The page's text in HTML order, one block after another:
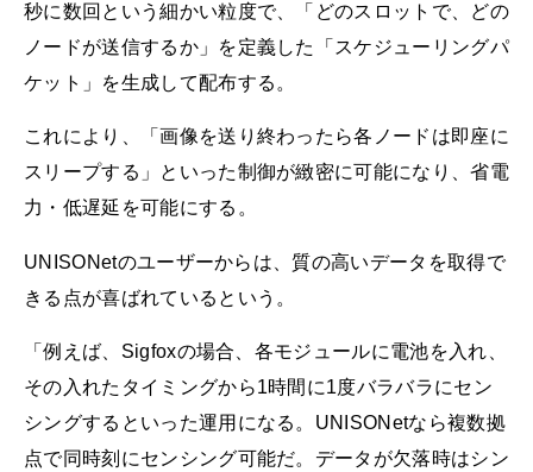
秒に数回という細かい粒度で、「どのスロットで、どの
ノードが送信するか」を定義した「スケジューリングパ
ケット」を生成して配布する。
これにより、「画像を送り終わったら各ノードは即座に
スリープする」といった制御が緻密に可能になり、省電
力・低遅延を可能にする。
UNISONetのユーザーからは、質の高いデータを取得で
きる点が喜ばれているという。
「例えば、Sigfoxの場合、各モジュールに電池を入れ、
その入れたタイミングから1時間に1度バラバラにセン
シングするといった運用になる。UNISONetなら複数拠
点で同時刻にセンシング可能だ。データが欠落時はシン